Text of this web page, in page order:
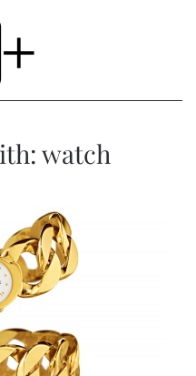
watch